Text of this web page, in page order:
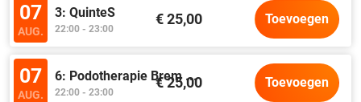
07
AUG.
3: QuinteS
22:00 - 23:00
€ 25,00 Toevoegen
07
AUG.
6: Podotherapie Brem ...
22:00 - 23:00
€ 25,00 Toevoegen